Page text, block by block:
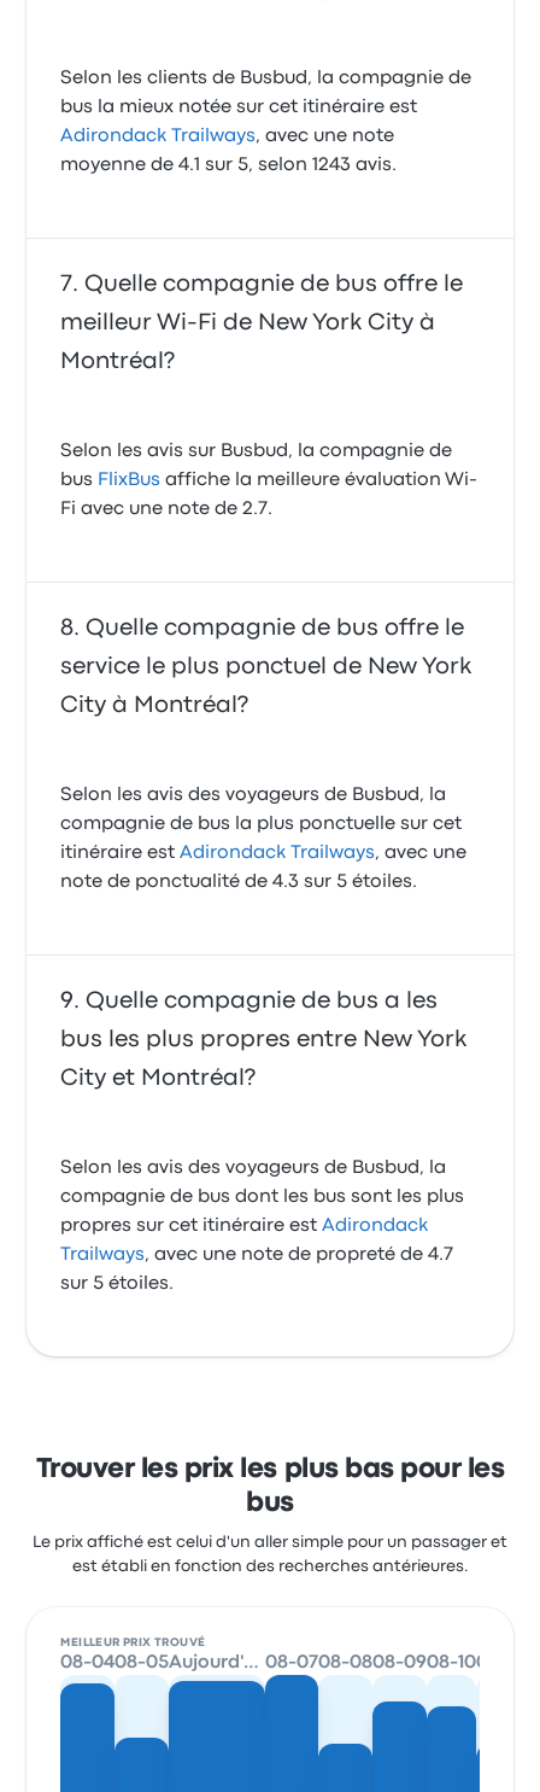
Selon les clients de Busbud, la compagnie de
bus la mieux notée sur cet itinéraire est
Adirondack Trailways, avec une note
moyenne de 4.1 sur 5, selon 1243 avis.
Quelle compagnie de bus offre le
meilleur Wi-Fi de New York City à
Montréal?
Selon les avis sur Busbud, la compagnie de
bus FlixBus affiche la meilleure évaluation Wi-
Fi avec une note de 2.7.
Quelle compagnie de bus offre le
service le plus ponctuel de New York
City à Montréal?
Selon les avis des voyageurs de Busbud, la
compagnie de bus la plus ponctuelle sur cet
itinéraire estAdirondack Trailways, avec une
note de ponctualité de 4.3 sur 5 étoiles.
Quelle compagnie de bus a les
bus les plus propres entre New York
City et Montréal?
Selon les avis des voyageurs de Busbud, la
compagnie de bus dont les bus sont les plus
propres sur cet itinéraire estAdirondack
Trailways, avec une note de propreté de 4.7
sur 5 étoiles.
Trouver les prix les plus bas pour les
bus
Le prix affiché est celui d'un aller simple pour un passager et
est établi en fonction des recherches antérieures.
MEILLEUR PRIX TROUVÉ
08-0408-05 Aujourd'hui 08-0708-0808-0908-1008-11